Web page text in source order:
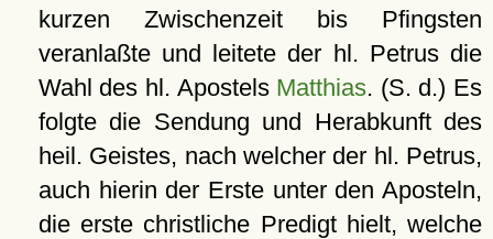
kurzen Zwischenzeit bis Pfingsten
veranlaßte und leitete der hl. Petrus die
Wahl des hl. Apostels Matthias. (S. d.) Es
folgte die Sendung und Herabkunft des
heil. Geistes, nach welcher der hl. Petrus,
auch hierin der Erste unter den Aposteln,
die erste christliche Predigt hielt, welche